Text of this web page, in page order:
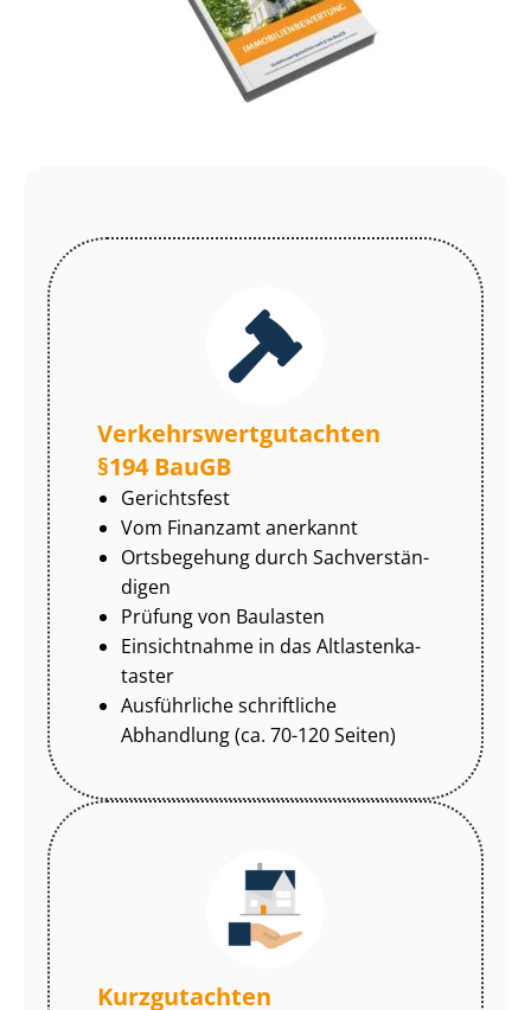
Ver­kehrs­wert­gut­ach­ten
§194 BauGB
Gerichtsfest
Vom Finanzamt anerkannt
Ortsbegehung durch Sach­ver­stän­
di­gen
Prüfung von Baulasten
Einsichtnahme in das Alt­las­ten­ka­
tas­ter
Ausführliche schriftliche
Abhandlung (ca. 70-120 Seiten)
Kurzgutachten